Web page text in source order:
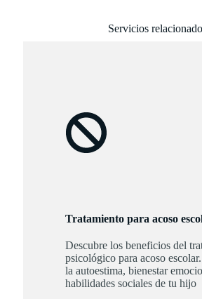
Servicios
Tratamiento para acoso
Descubre los beneficios del
psicológico para acoso
la autoestima, bienestar
habilidades sociales de tu hijo